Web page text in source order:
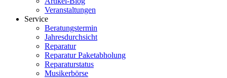
Veranstaltungen
Service
Beratungstermin
Jahresdurchsicht
Reparatur
Reparatur Paketabholung
Reparaturstatus
Musikerbörse